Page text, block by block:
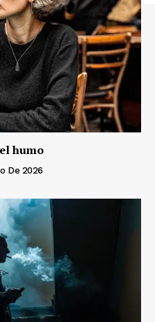
humo
De 2026